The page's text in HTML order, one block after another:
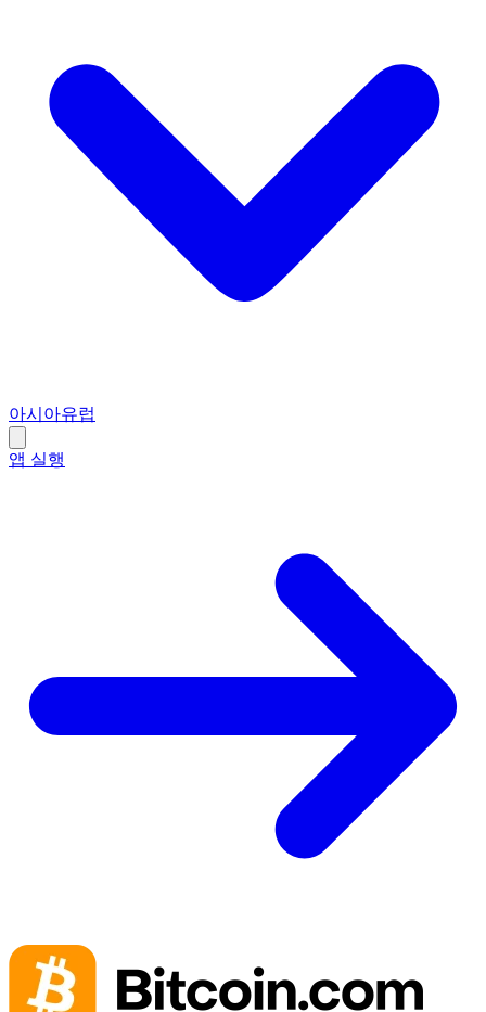
아시아유럽
앱 실행